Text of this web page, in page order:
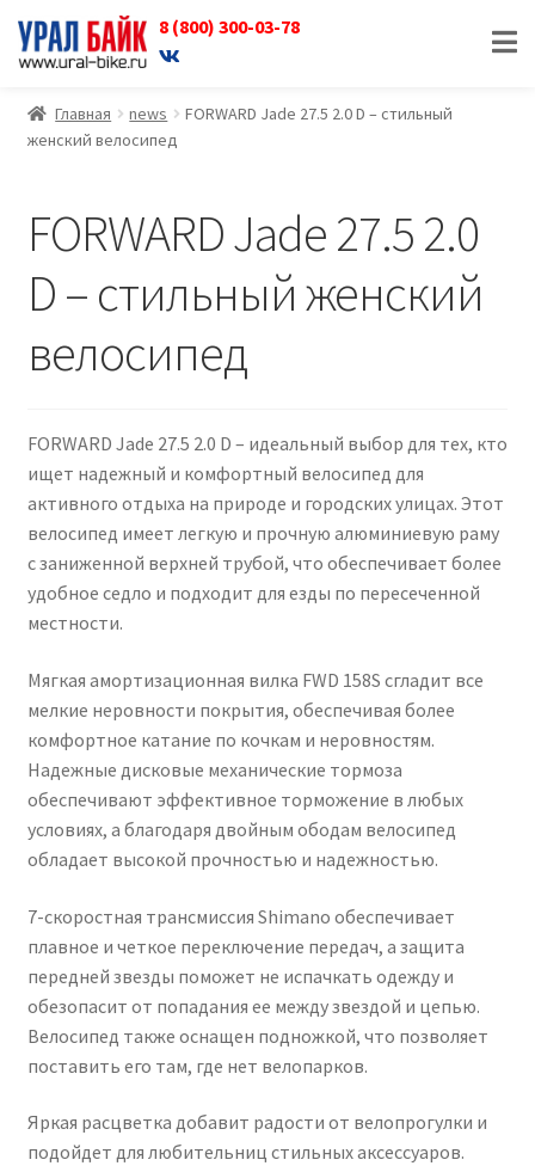
8 (800) 300-03-78
Перейти
к
навигации
Перейти
к
содержимому
Главная news
FORWARD Jade 27.5 2.0 D – стильный
женский велосипед
FORWARD Jade 27.5 2.0
D – стильный женский
велосипед
FORWARD Jade 27.5 2.0 D – идеальный выбор для тех, кто
ищет надежный и комфортный велосипед для
активного отдыха на природе и городских улицах. Этот
велосипед имеет легкую и прочную алюминиевую раму
с заниженной верхней трубой, что обеспечивает более
удобное седло и подходит для езды по пересеченной
местности.
Мягкая амортизационная вилка FWD 158S сгладит все
мелкие неровности покрытия, обеспечивая более
комфортное катание по кочкам и неровностям.
Надежные дисковые механические тормоза
обеспечивают эффективное торможение в любых
условиях, а благодаря двойным ободам велосипед
обладает высокой прочностью и надежностью.
7-скоростная трансмиссия Shimano обеспечивает
плавное и четкое переключение передач, а защита
передней звезды поможет не испачкать одежду и
обезопасит от попадания ее между звездой и цепью.
Велосипед также оснащен подножкой, что позволяет
поставить его там, где нет велопарков.
Яркая расцветка добавит радости от велопрогулки и
подойдет для любительниц стильных аксессуаров.